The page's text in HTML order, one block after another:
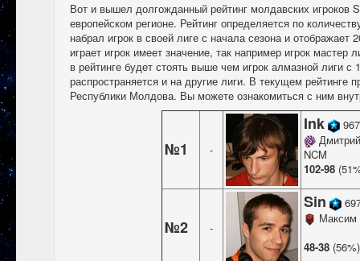
Вот и вышел долгожданный рейтинг молдавских игроков
европейском регионе. Рейтинг определяется по
набрал игрок в своей лиге с начала сезона и отображает
играет игрок имеет значение, так например игрок мастер
в рейтинге будет стоять выше чем игрок алмазной лиги с
распространяется и на другие лиги. В текущем рейтинге
Республики Молдова. Вы можете ознакомиться с ним
№1 -
Ink
967
NCM
102-98
№2 -
Sin
Максим
48-38 (56%)